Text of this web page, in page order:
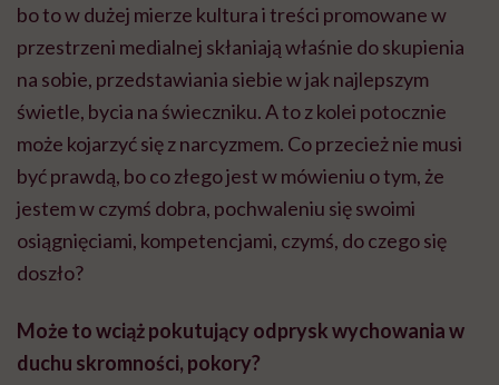
bo to w dużej mierze kultura i treści promowane w
przestrzeni medialnej skłaniają właśnie do skupienia
na sobie, przedstawiania siebie w jak najlepszym
świetle, bycia na świeczniku. A to z kolei potocznie
może kojarzyć się z narcyzmem. Co przecież nie musi
być prawdą, bo co złego jest w mówieniu o tym, że
jestem w czymś dobra, pochwaleniu się swoimi
osiągnięciami, kompetencjami, czymś, do czego się
doszło?
Może to wciąż pokutujący odprysk wychowania w
duchu skromności, pokory?